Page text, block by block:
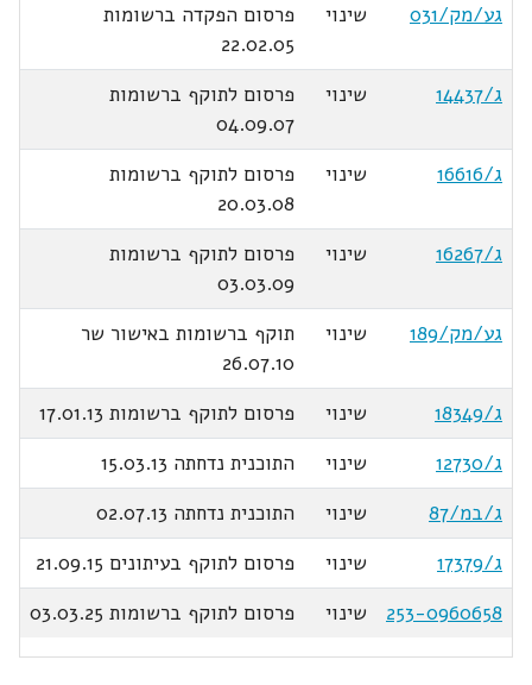
גע/מק/031
שינוי
פרסום הפקדה ברשומות
22.02.05
ג/14437
שינוי
פרסום לתוקף ברשומות
04.09.07
ג/16616
שינוי
פרסום לתוקף ברשומות
20.03.08
ג/16267
שינוי
פרסום לתוקף ברשומות
03.03.09
גע/מק/189
שינוי
תוקף ברשומות באישור שר
26.07.10
ג/18349
שינוי
פרסום לתוקף ברשומות 17.01.13
ג/12730
שינוי
התוכנית נדחתה 15.03.13
ג/במ/87
שינוי
התוכנית נדחתה 02.07.13
ג/17379
שינוי
פרסום לתוקף בעיתונים 21.09.15
253-0960658
שינוי פרסום לתוקף ברשומות 03.03.25